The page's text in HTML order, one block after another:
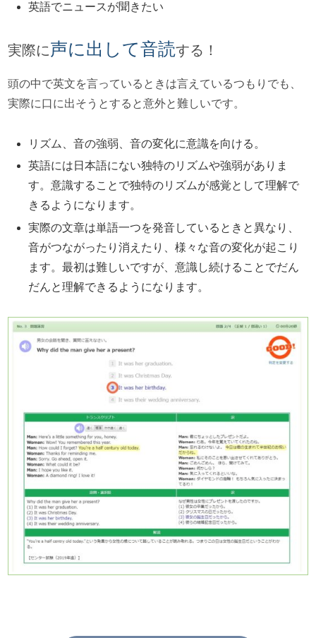
英語でニュースが聞きたい
実際に声に出して音読する！
頭の中で英文を言っているときは言えているつもりでも、
実際に口に出そうとすると意外と難しいです。
リズム、音の強弱、音の変化に意識を向ける。
英語には日本語にない独特のリズムや強弱がありま
す。意識することで独特のリズムが感覚として理解で
きるようになります。
実際の文章は単語一つを発音しているときと異なり、
音がつながったり消えたり、様々な音の変化が起こり
ます。最初は難しいですが、意識し続けることでだん
だんと理解できるようになります。